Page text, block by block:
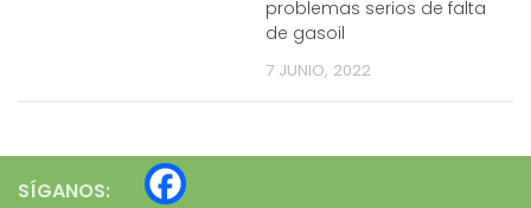
problemas serios de falta
de gasoil
7 JUNIO, 2022
SÍGANOS: